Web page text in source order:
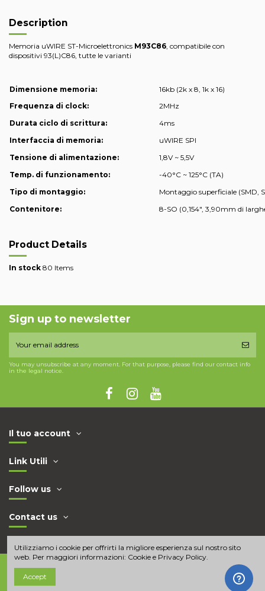
Description
Memoria uWIRE ST-Microelettronics M93C86 , compatibile con
dispositivi 93(L)C86, tutte le varianti
Dimensione memoria:
16kb (2k x 8, 1k x 16)
Frequenza di clock:
2MHz
Durata ciclo di scrittura:
4ms
Interfaccia di memoria:
uWIRE SPI
Tensione di alimentazione:
1,8V ~ 5,5V
Temp. di funzionamento:
-40°C ~ 125°C (TA)
Tipo di montaggio:
Montaggio superficiale (SMD,
Contenitore:
8-SO (0,154", 3,90mm di
Product Details
In stock 80 Items
Sign up to newsletter
You may unsubscribe at any moment. For that purpose, please find our contact info
in the legal notice.
Il tuo account
Link Utili
Follow us
Contact us
Utilizziamo i cookie per offrirti la migliore esperienza sul nostro sito
web. Per maggiori informazioni: Cookie e Privacy Policy.
Accept